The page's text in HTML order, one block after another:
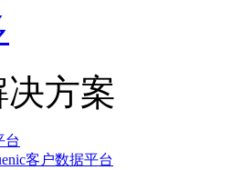
方案
台
客户数据平台